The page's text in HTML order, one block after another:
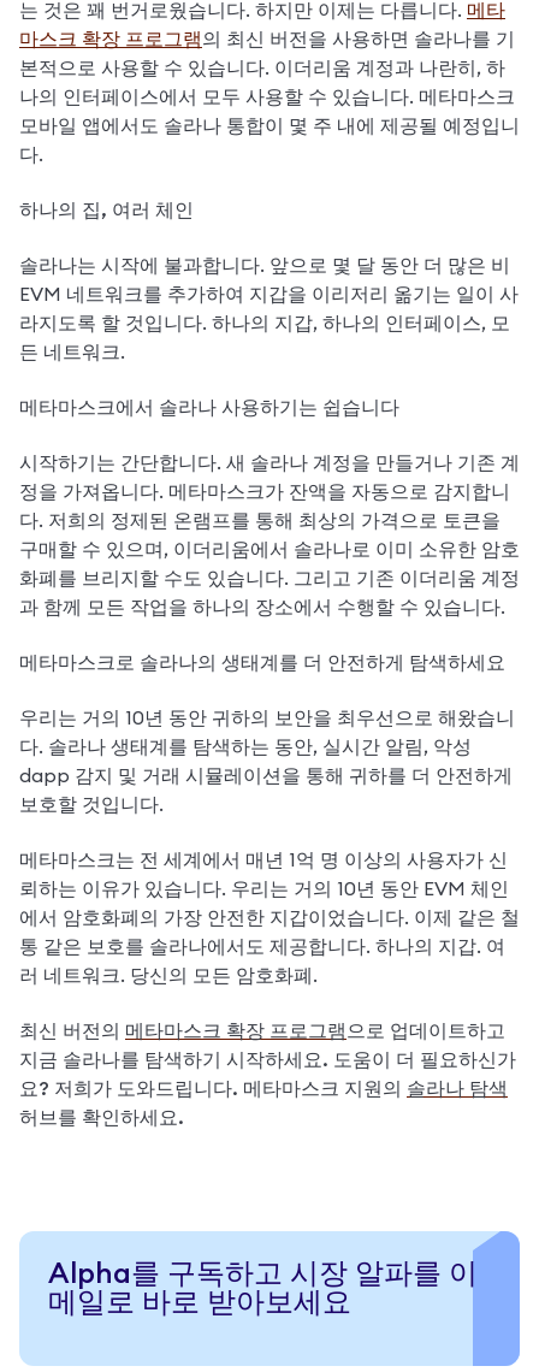
는 것은 꽤 번거로웠습니다. 하지만 이제는 다릅니다. 메타
마스크 확장 프로그램의 최신 버전을 사용하면 솔라나를 기
본적으로 사용할 수 있습니다. 이더리움 계정과 나란히, 하
나의 인터페이스에서 모두 사용할 수 있습니다. 메타마스크
모바일 앱에서도 솔라나 통합이 몇 주 내에 제공될 예정입니
다.
하나의 집, 여러 체인
솔라나는 시작에 불과합니다. 앞으로 몇 달 동안 더 많은 비
EVM 네트워크를 추가하여 지갑을 이리저리 옮기는 일이 사
라지도록 할 것입니다. 하나의 지갑, 하나의 인터페이스, 모
든 네트워크.
메타마스크에서 솔라나 사용하기는 쉽습니다
시작하기는 간단합니다. 새 솔라나 계정을 만들거나 기존 계
정을 가져옵니다. 메타마스크가 잔액을 자동으로 감지합니
다. 저희의 정제된 온램프를 통해 최상의 가격으로 토큰을
구매할 수 있으며, 이더리움에서 솔라나로 이미 소유한 암호
화폐를 브리지할 수도 있습니다. 그리고 기존 이더리움 계정
과 함께 모든 작업을 하나의 장소에서 수행할 수 있습니다.
메타마스크로 솔라나의 생태계를 더 안전하게 탐색하세요
우리는 거의 10년 동안 귀하의 보안을 최우선으로 해왔습니
다. 솔라나 생태계를 탐색하는 동안, 실시간 알림, 악성
dapp 감지 및 거래 시뮬레이션을 통해 귀하를 더 안전하게
보호할 것입니다.
메타마스크는 전 세계에서 매년 1억 명 이상의 사용자가 신
뢰하는 이유가 있습니다. 우리는 거의 10년 동안 EVM 체인
에서 암호화폐의 가장 안전한 지갑이었습니다. 이제 같은 철
통 같은 보호를 솔라나에서도 제공합니다. 하나의 지갑. 여
러 네트워크. 당신의 모든 암호화폐.
최신 버전의 메타마스크 확장 프로그램 으로 업데이트하고
지금 솔라나를 탐색하기 시작하세요. 도움이 더 필요하신가
요? 저희가 도와드립니다. 메타마스크 지원의 솔라나 탐색
허브를 확인하세요.
Alpha를 구독하고 시장 알파를 이
메일로 바로 받아보세요